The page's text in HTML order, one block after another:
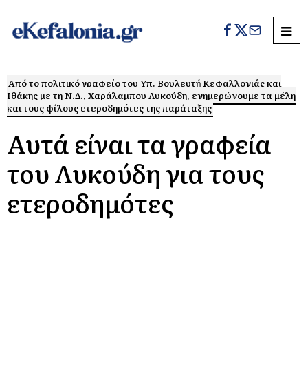
Από το πολιτικό γραφείο του Υπ. Βουλευτή Κεφαλλονιάς και
Ιθάκης με τη Ν.Δ., Χαράλαμπου Λυκούδη, ενημερώνουμε τα μέλη
και τους φίλους ετεροδημότες της παράταξης
Αυτά είναι τα γραφεία
του Λυκούδη για τους
ετεροδημότες